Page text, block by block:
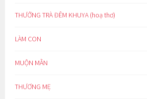
THƯỞNG TRÀ ĐÊM KHUYA (hoạ thơ)
LÀM CON
MUỘN MẰN
THƯƠNG MẸ